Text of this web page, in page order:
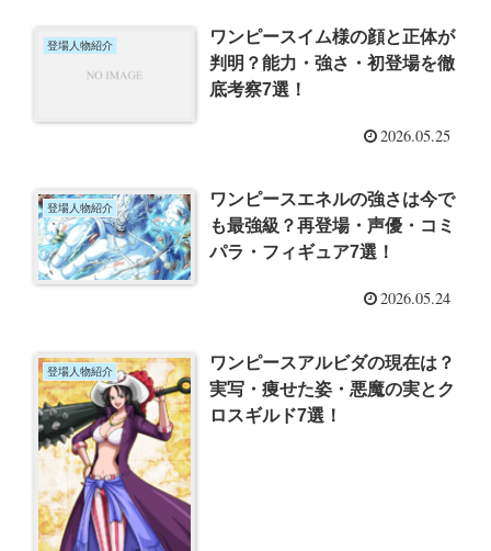
登場人物紹介
ワンピースイム様の顔と正体が
判明？能力・強さ・初登場を徹
底考察7選！
2026.05.25
登場人物紹介
ワンピースエネルの強さは今で
も最強級？再登場・声優・コミ
パラ・フィギュア7選！
2026.05.24
登場人物紹介
ワンピースアルビダの現在は？
実写・痩せた姿・悪魔の実とク
ロスギルド7選！